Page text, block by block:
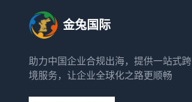
金兔国际
助力中国企业合规出海，提供一站式跨
境服务，让企业全球化之路更顺畅